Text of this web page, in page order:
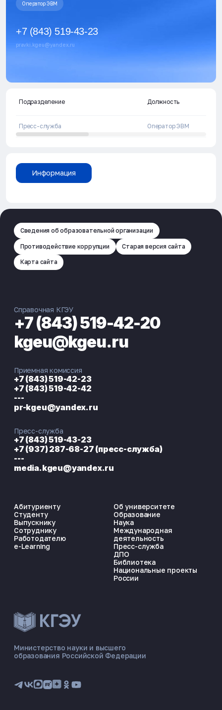
ЭНЕРГОКОД — ПОМОЩНИК КГЭУ
📋 Приёмная комиссия
🏠 Общежитие
Оператор ЭВМ
+7 (843) 519-43-23
pravki.kgeu@yandex.ru
Подразделение Должность
Пресс-служба Оператор ЭВМ
Информация
Сведения об образовательной организации
Противодействие коррупции Старая версия сайта
Карта сайта
Министерство науки и высшего
образования Российской Федерации
Абитуриенту
Студенту
Выпускнику
Сотруднику
Работодателю
e-Learning
Об университете
Образование
Наука
Международная
деятельность
Пресс-служба
ДПО
Библиотека
Национальные проекты
России
Справочная КГЭУ
+7 (843) 519-42-20
kgeu@kgeu.ru
Приемная комиссия
+7 (843) 519-42-23
+7 (843) 519-42-42
---
pr-kgeu@yandex.ru
Пресс-служба
+7 (843) 519-43-23
+7 (937) 287-68-27 (пресс-служба)
---
media.kgeu@yandex.ru